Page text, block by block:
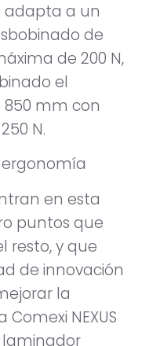
adapta a un
de
de 200 N,
el
mm con
N.
en esta
puntos que
resto, y que
de innovación
la
NEXUS